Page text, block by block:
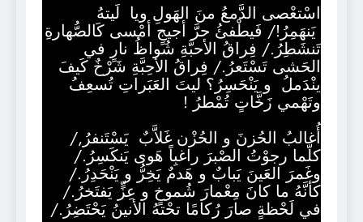
اسْتعْصى الدَّمعُ منَ الهَولِ ويا لَيتهُ
يَنهَمِرُ!/ فَيطْفئُ حرَّ أجيجٍ أمْسى كَالصُّهارةِ
تَنشَطِرُ./ فِراقُ الأحبَّةِ شُواظُ نارٍ في
الحَشى تَسْتَعرُ./ فِراقُ الأحِبَّةِ شَرْخٌ كَيفَ
ينْدَملُ و يَنْحَسِرُ؟ ليتَ العَبَراتِ تُسعِفُ
وتَهْمي زَخَّاتٍ تُمْطرُ !
أُغالبُ الحُزنَ و الحُزْن غَلاَّبٌ يَسْتَنفرُ,/
كلّما رجوْتُ الصْبرَ راغبِاً هَوى يَنكَسِرُ./
وغَمرَ العَينَ يَبابٌ و هَدمٌ يَخِرُّ و يَنْحَدِرُ./
كأنَّهُ ما كانَ مِعْمارَ شُموخٍ و عِزٍّ يَفتَخرُ./
في لَحْظةٍ صارَ رُكامًا تحْتهُ الأنينُ يَحْتَضِرُ./